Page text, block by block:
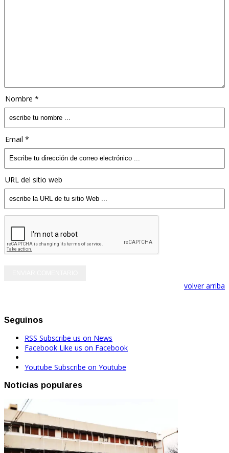
Nombre *
Email *
URL del sitio web
volver arriba
Seguinos
RSS Subscribe us on News
Facebook Like us on Facebook
Youtube Subscribe on Youtube
Noticias populares